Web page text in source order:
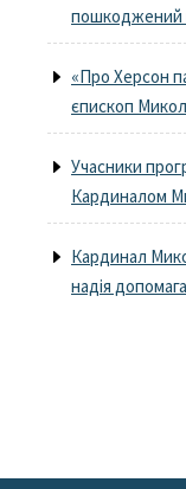
пошкоджений
«Про Херсон
єпископ
Учасники
Кардиналом
Кардинал
надія